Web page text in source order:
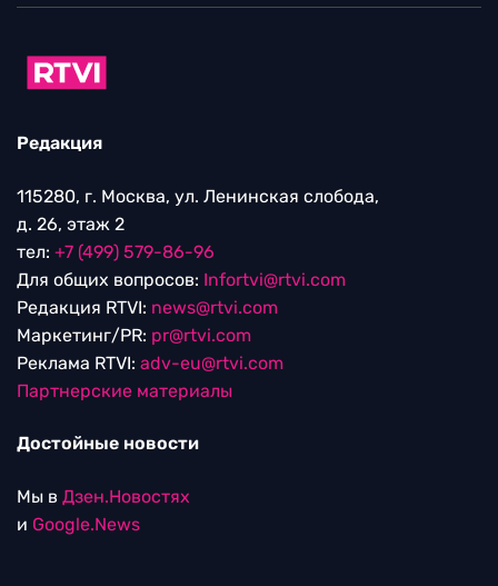
Редакция
115280, г. Москва, ул. Ленинская слобода,
д. 26, этаж 2
тел: +7 (499) 579-86-96
Для общих вопросов: Infortvi@rtvi.com
Редакция RTVI: news@rtvi.com
Маркетинг/PR: pr@rtvi.com
Реклама RTVI: adv-eu@rtvi.com
Партнерские материалы
Достойные новости
Мы в Дзен.Новостях
и Google.News